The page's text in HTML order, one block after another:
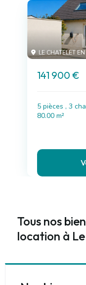
LE CHATELET
141 900 €
5 pièces , 3
80.00 m²
Tous nos
location à